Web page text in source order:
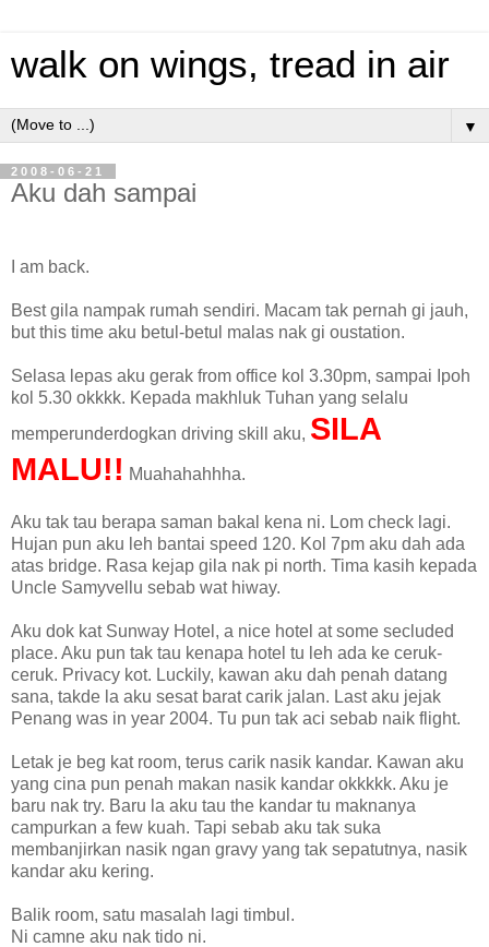
walk on wings, tread in air
▼
2008-06-21
Aku dah sampai
I am back.
Best gila nampak rumah sendiri. Macam tak pernah gi jauh,
but this time aku betul-betul malas nak gi oustation.
Selasa lepas aku gerak from office kol 3.30pm, sampai Ipoh
kol 5.30 okkkk. Kepada makhluk Tuhan yang selalu
memperunderdogkan driving skill aku, SILA
MALU!! Muahahahhha.
Aku tak tau berapa saman bakal kena ni. Lom check lagi.
Hujan pun aku leh bantai speed 120. Kol 7pm aku dah ada
atas bridge. Rasa kejap gila nak pi north. Tima kasih kepada
Uncle Samyvellu sebab wat hiway.
Aku dok kat Sunway Hotel, a nice hotel at some secluded
place. Aku pun tak tau kenapa hotel tu leh ada ke ceruk-
ceruk. Privacy kot. Luckily, kawan aku dah penah datang
sana, takde la aku sesat barat carik jalan. Last aku jejak
Penang was in year 2004. Tu pun tak aci sebab naik flight.
Letak je beg kat room, terus carik nasik kandar. Kawan aku
yang cina pun penah makan nasik kandar okkkkk. Aku je
baru nak try. Baru la aku tau the kandar tu maknanya
campurkan a few kuah. Tapi sebab aku tak suka
membanjirkan nasik ngan gravy yang tak sepatutnya, nasik
kandar aku kering.
Balik room, satu masalah lagi timbul.
Ni camne aku nak tido ni.